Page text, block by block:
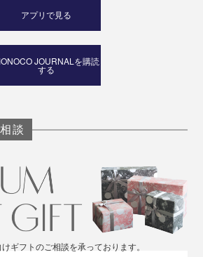
アプリで見る
JOURNALを購読
する
談
ギフトのご相談を承っております。